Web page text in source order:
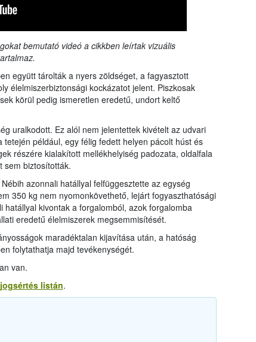
bemutató videó a cikkben leírtak vizuális
együtt tárolták a nyers zöldséget, a fagyasztott
élelmiszerbiztonsági kockázatot jelent. Piszkosak
körül pedig ismeretlen eredetű, undort keltő
uralkodott. Ez alól nem jelentettek kivételt az udvari
például, egy félig fedett helyen pácolt húst és
részére kialakított mellékhelyiség padozata, oldalfala
sem biztosították.
azonnali hatállyal felfüggesztette az egység
350 kg nem nyomonkövethető, lejárt fogyaszthatósági
kivontak a forgalomból, azok forgalomba
eredetű élelmiszerek megsemmisítését.
maradéktalan kijavítása után, a hatóság
folytathatja majd tevékenységét.
van.
jogsértés listán.